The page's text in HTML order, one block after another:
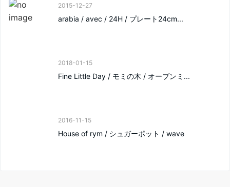
2015-12-27
arabia / avec / 24H / プレート24cm...
2018-01-15
Fine Little Day / モミの木 / オーブンミ...
2016-11-15
House of rym / シュガーポット / wave